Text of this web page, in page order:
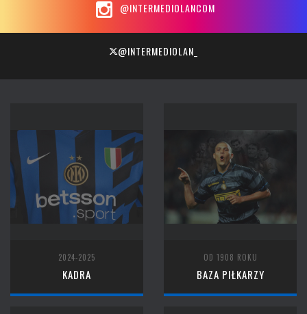
@INTERMEDIOLANCOM
@INTERMEDIOLAN_
2024-2025
KADRA
OD 1908 ROKU
BAZA PIŁKARZY